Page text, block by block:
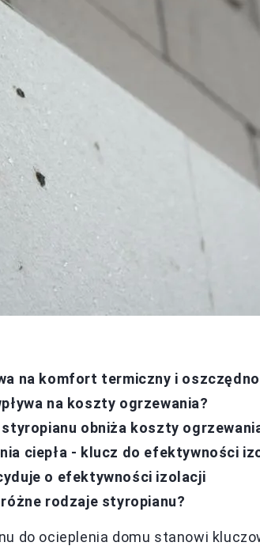
na komfort termiczny i
na koszty ogrzewania?
obniża koszty
ciepła - klucz do efektywności
o efektywności izolacji
rodzaje styropianu?
do ocieplenia domu stanowi